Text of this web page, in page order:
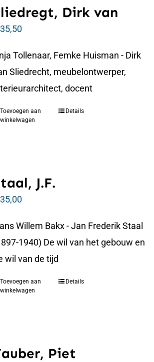
Dirk van
Tollenaar, Femke Huisman - Dirk
Sliedrecht, meubelontwerper,
docent
Toevoegen aan
winkelwagen
Details
J.F.
Willem Bakx - Jan Frederik Staal
1940) De wil van het gebouw en
wil van de tijd
Toevoegen aan
winkelwagen
Details
Piet